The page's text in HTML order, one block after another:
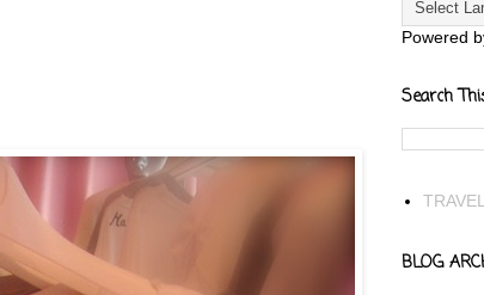
Powered
Search
BLOG